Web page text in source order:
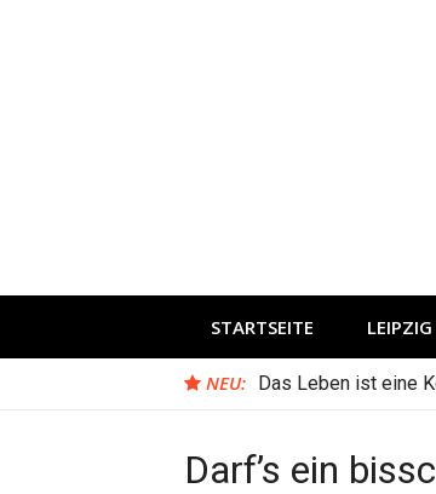
STARTSEITE LEIPZIG
NEU: Das Leben ist eine
Darf’s ein